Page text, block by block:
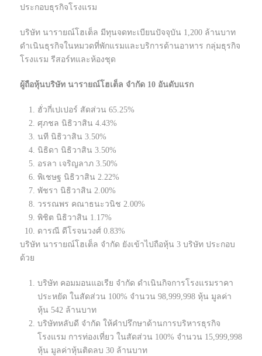
ประกอบธุรกิจโรงแรม
บริษัท นารายณ์โฮเต็ล มีทุนจดทะเบียนปัจจุบัน 1,200 ล้านบาท
ดำเนินธุรกิจในหมวดที่พักแรมและบริการด้านอาหาร กลุ่มธุรกิจ
โรงแรม รีสอร์ทและห้องชุด
ผู้ถือหุ้นบริษัท นารายณ์โฮเต็ล จำกัด 10 อันดับแรก
ฮั่วกี่เปเปอร์ สัดส่วน 65.25%
ศุภชล นิธิวาสิน 4.43%
นที นิธิวาสิน 3.50%
นิธิดา นิธิวาสิน 3.50%
อรลา เจริญลาภ 3.50%
พิเชษฐ นิธิวาสิน 2.22%
พัชรา นิธิวาสิน 2.00%
วรรณพร คณาธนะวนิช 2.00%
พิชิต นิธิวาสิน 1.17%
ดารณี ดีโรจนวงศ์ 0.83%
บริษัท นารายณ์โฮเต็ล จำกัด ยังเข้าไปถือหุ้น 3 บริษัท ประกอบ
ด้วย
บริษัท คอมมอนแอเรีย จำกัด ดำเนินกิจการโรงแรมราคา
ประหยัด ในสัดส่วน 100% จำนวน 98,999,998 หุ้น มูลค่า
หุ้น 542 ล้านบาท
บริษัทหลับดี จำกัด ให้คำปรึกษาด้านการบริหารธุรกิจ
โรงแรม การท่องเที่ยว ในสัดส่วน 100% จำนวน 15,999,998
หุ้น มูลค่าหุ้นติดลบ 30 ล้านบาท